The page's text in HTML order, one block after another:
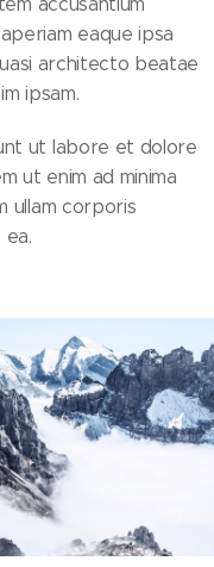
eaque ipsa
architecto beatae
ipsam.
ut labore et dolore
ut enim ad minima
ullam corporis
ea.